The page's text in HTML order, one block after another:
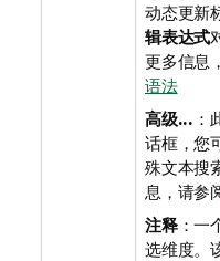
动态更新
辑表达式
更多信息
语法
高级... ：
话框，您
殊文本搜
息，请参
注释：一
选维度。